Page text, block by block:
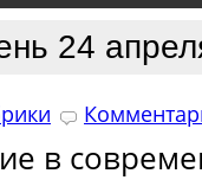
24
в